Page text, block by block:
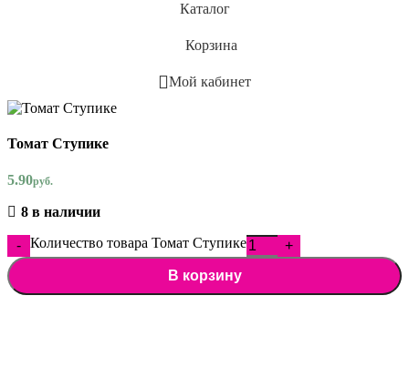
Каталог
Корзина
Мой кабинет
Томат Ступике
5.90руб.
8 в наличии
Количество товара Томат Ступике
В корзину